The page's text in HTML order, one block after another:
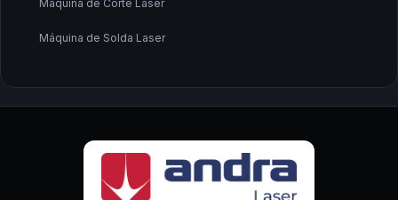
Máquina de Corte Laser
Máquina de Solda Laser
Fornecedor de Máquina de Corte a Laser
Fornecedor de Máquina de Solda a Laser
Calandra CNC